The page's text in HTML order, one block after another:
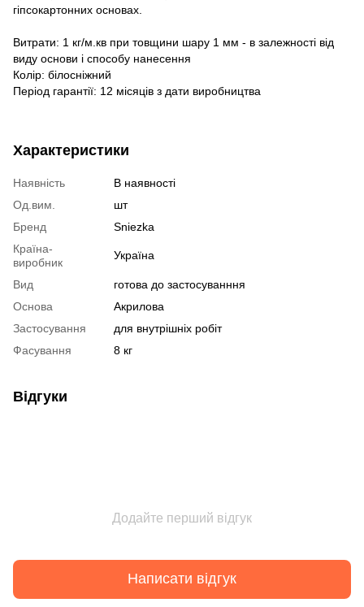
гіпсокартонних основах.
Витрати: 1 кг/м.кв при товщини шару 1 мм - в залежності від
виду основи і способу нанесення
Колір: білосніжний
Період гарантії: 12 місяців з дати виробництва
Характеристики
Наявність
В наявності
Од.вим.
шт
Бренд
Sniezka
Країна-
виробник
Україна
Вид
готова до застосуванння
Основа
Акрилова
Застосування
для внутрішніх робіт
Фасування
8 кг
Відгуки
Додайте перший відгук
Написати відгук